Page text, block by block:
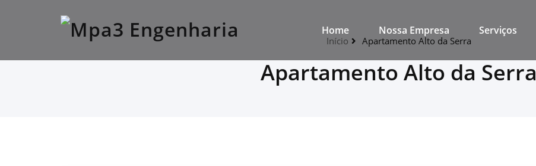
Mpa3 Engenharia
Site Oficial Mpa3
Home Nossa Empresa Serviços
Início Apartamento Alto da Serra
Apartamento Alto da Serra